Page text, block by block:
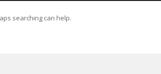
searching can help.